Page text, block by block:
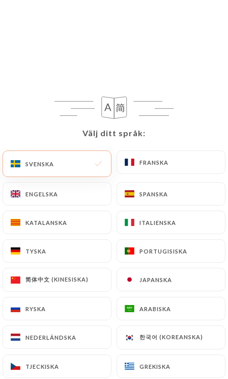
Välj ditt språk:
SVENSKA FRANSKA
ENGELSKA SPANSKA
KATALANSKA ITALIENSKA
TYSKA PORTUGISISKA
简体中文 (KINESISKA) JAPANSKA
RYSKA ARABISKA
NEDERLÄNDSKA 한국어 (KOREANSKA)
TJECKISKA GREKISKA
Välj ditt språk:
SVENSKA FRANSKA
ENGELSKA SPANSKA
KATALANSKA ITALIENSKA
TYSKA PORTUGISISKA
简体中文 (KINESISKA) JAPANSKA
RYSKA ARABISKA
NEDERLÄNDSKA 한국어 (KOREANSKA)
TJECKISKA GREKISKA